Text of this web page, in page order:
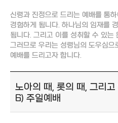
신령과 진정으로 드리는 예배를 통
경험하게 됩니다. 하나님의 임재를
됩니다. 그리고 이를 성취할 수 있는
그러므로 우리는 성령님의 도우심
예배를 드리고자 합니다.
노아의 때, 롯의 때, 그리
6) 주일예배